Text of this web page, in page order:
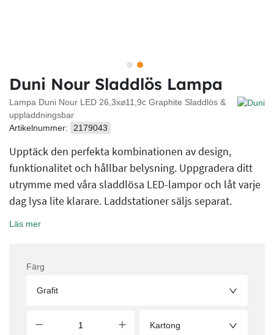
Duni Nour Sladdlös Lampa
Lampa Duni Nour LED 26,3x⌀11,9c Graphite Sladdlös &
uppladdningsbar
Artikelnummer:
2179043
Upptäck den perfekta kombinationen av design,
funktionalitet och hållbar belysning. Uppgradera ditt
utrymme med våra sladdlösa LED-lampor och låt varje
dag lysa lite klarare. Laddstationer säljs separat.
Läs mer
Färg
Grafit
Kartong